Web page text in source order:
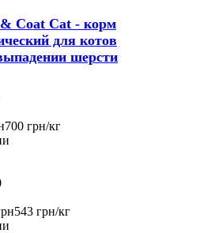
Coat Cat - корм
для котов
шерсти
700 грн/кг
543 грн/кг